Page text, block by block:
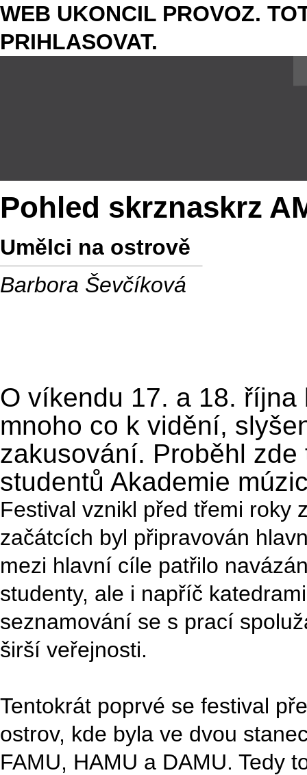
WEB UKONCIL PROVOZ.
PRIHLASOVAT.
Pohled skrznaskrz
Umělci na ostrově
Barbora Ševčíková
O víkendu 17. a 18.
mnoho co k vidění,
zakusování. Proběhl
studentů Akademie
Festival vznikl před třemi roky
začátcích byl připravován
mezi hlavní cíle patřilo
studenty, ale i napříč
seznamování se s prací
širší veřejnosti.
Tentokrát poprvé se festival
ostrov, kde byla ve dvou
FAMU, HAMU a DAMU. Tedy